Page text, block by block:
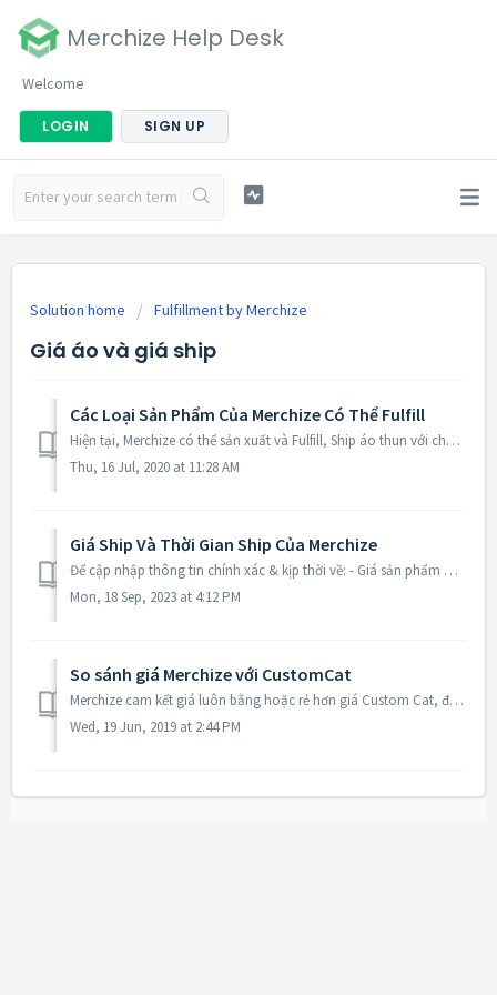
Merchize Help Desk
Welcome
LOGIN SIGN UP
Solution home Fulfillment by Merchize
Giá áo và giá ship
Các Loại Sản Phẩm Của Merchize Có Thể Fulfill
Hiện tại, Merchize có thể sản xuất và Fulfill, Ship áo thun với chất lượng và mẫu mã tương đương Gildan G200. → Ngoài ra, chúng tôi cũng có Phone Case, Pos...
Thu, 16 Jul, 2020 at 11:28 AM
Giá Ship Và Thời Gian Ship Của Merchize
Để cập nhập thông tin chính xác & kịp thời về: - Giá sản phẩm & giá ship: tham khảo trong trang chi tiết từng loại sản phẩm - Phương thức &...
Mon, 18 Sep, 2023 at 4:12 PM
So sánh giá Merchize với CustomCat
Merchize cam kết giá luôn bằng hoặc rẻ hơn giá Custom Cat, đối với mặt hàng mà Merchize có thể sản xuất. Cụ thể, với áo thun Gildan G200, Merchize có giá...
Wed, 19 Jun, 2019 at 2:44 PM